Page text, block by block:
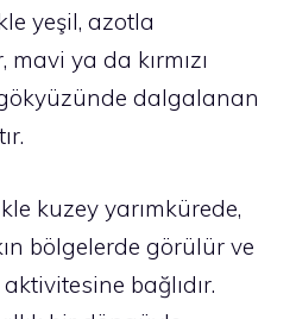
yeşil, azotla
ya da kırmızı
dalgalanan
kuzey yarımkürede,
bölgelerde görülür ve
bağlıdır.